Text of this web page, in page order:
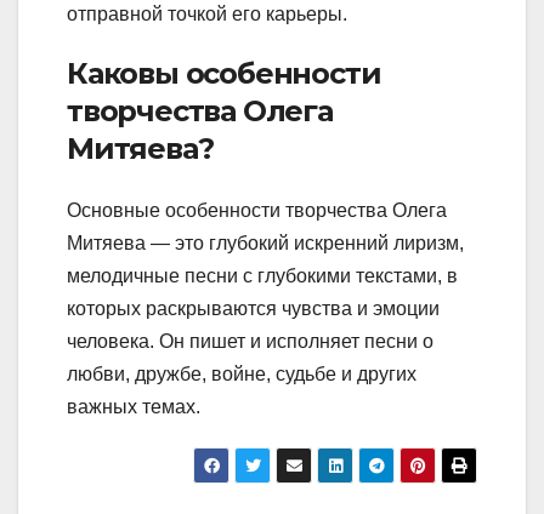
отправной точкой его карьеры.
Каковы особенности
творчества Олега
Митяева?
Основные особенности творчества Олега
Митяева — это глубокий искренний лиризм,
мелодичные песни с глубокими текстами, в
которых раскрываются чувства и эмоции
человека. Он пишет и исполняет песни о
любви, дружбе, войне, судьбе и других
важных темах.